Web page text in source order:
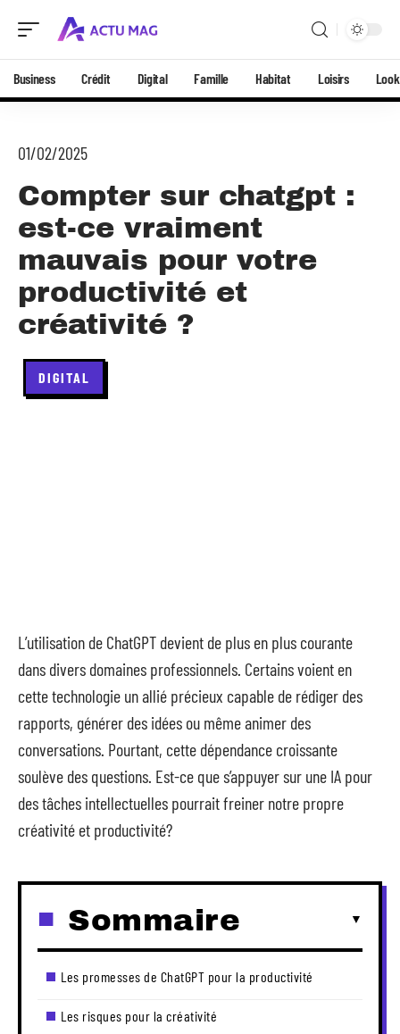
Business Crédit Digital Famille Habitat Loisirs Look
01/02/2025
Compter sur chatgpt :
est-ce vraiment
mauvais pour votre
productivité et
créativité ?
DIGITAL
L’utilisation de ChatGPT devient de plus en plus courante
dans divers domaines professionnels. Certains voient en
cette technologie un allié précieux capable de rédiger des
rapports, générer des idées ou même animer des
conversations. Pourtant, cette dépendance croissante
soulève des questions. Est-ce que s’appuyer sur une IA pour
des tâches intellectuelles pourrait freiner notre propre
créativité et productivité?
Sommaire
Les promesses de ChatGPT pour la productivité
Les risques pour la créativité